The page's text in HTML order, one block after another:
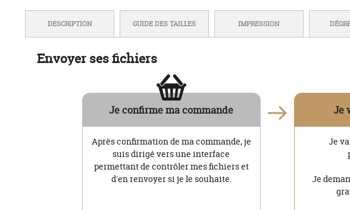
DESCRIPTION GUIDE DES TAILLES IMPRESSION
Envoyer ses fichiers
Je confirme ma commande
Après confirmation de ma commande, je
suis dirigé vers une interface
permettant de contrôler mes fichiers et
d'en renvoyer si je le souhaite.
Je
Je
Je